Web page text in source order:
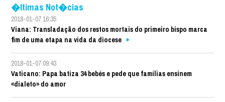
�ltimas Not�cias
2018-01-07 16:35
Viana: Transladação dos restos mortais do primeiro bispo marca
fim de uma etapa na vida da diocese
2018-01-07 09:43
Vaticano: Papa batiza 34 bebés e pede que famílias ensinem
«dialeto» do amor